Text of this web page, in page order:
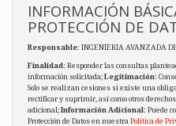
INFORMACIÓN
PROTECCIÓN DE
Responsable: INGENIERIA AVANZADA DE
Finalidad: Responder las consultas
información solicitada;Legitimación:
Solo se realizan cesiones si existe una
rectificar y suprimir, así como otros
adicional;Información Adicional: Puede
Protección de Datos en nuestra Política de